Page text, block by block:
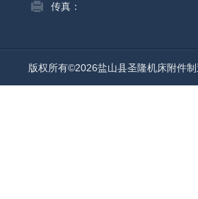
传真：
版权所有©2026盐山县圣隆机床附件